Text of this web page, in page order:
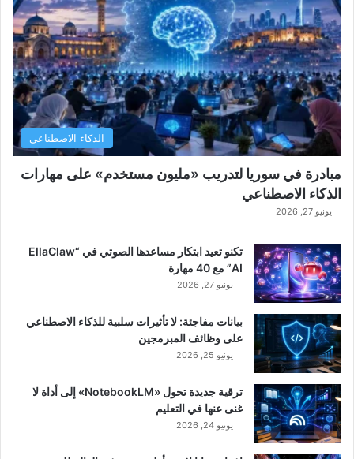
الذكاء الاصطناعي
مبادرة في سوريا لتدريب «مليون مستخدم» على مهارات
الذكاء الاصطناعي
يونيو 27, 2026
تكنو تعيد ابتكار مساعدها الصوتي في “EllaClaw
AI” مع 40 مهارة
يونيو 27, 2026
بيانات مفاجئة: لا تأثيرات سلبية للذكاء الاصطناعي
على وظائف المبرمجين
يونيو 25, 2026
ترقية جديدة تحول «NotebookLM» إلى أداة لا
غنى عنها في التعليم
يونيو 24, 2026